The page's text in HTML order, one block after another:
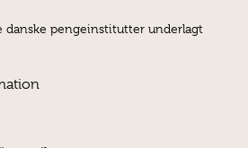
danske pengeinstitutter underlagt